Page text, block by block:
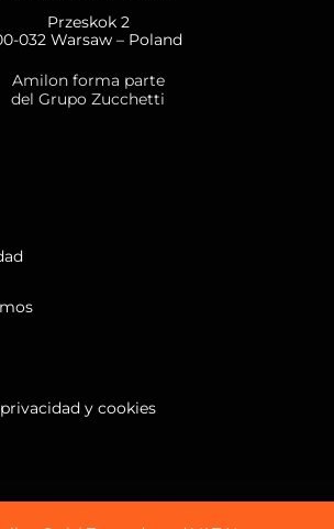
Przeskok 2
032 Warsaw – Poland
Amilon forma parte
del Grupo Zucchetti
y cookies